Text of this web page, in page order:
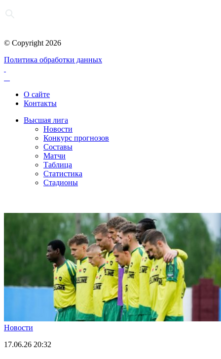
© Copyright 2026
Политика обработки данных
О сайте
Контакты
Высшая лига
Новости
Конкурс прогнозов
Составы
Матчи
Таблица
Статистика
Стадионы
Новости
17.06.26 20:32